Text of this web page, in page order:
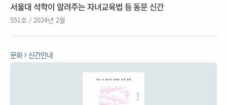
서울대 석학이 알려주는 자녀교육법 등 동문 신간
551호 / 2024년 2월
문화 신간안내